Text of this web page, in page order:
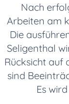
Nach
Arbeiten am
Die
Seligenthal
Rücksicht auf
sind
Es